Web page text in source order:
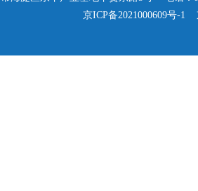
京ICP备2021000609号-1